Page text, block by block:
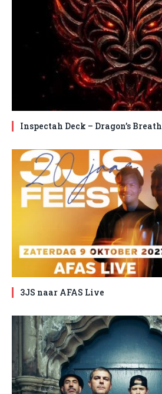
Inspectah Deck – Dragon’s Breath
3JS naar AFAS Live